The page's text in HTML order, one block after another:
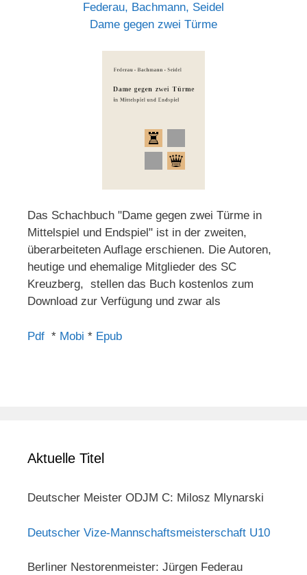
Federau, Bachmann, Seidel
Dame gegen zwei Türme
Das Schachbuch "Dame gegen zwei Türme in
Mittelspiel und Endspiel" ist in der zweiten,
überarbeiteten Auflage erschienen. Die Autoren,
heutige und ehemalige Mitglieder des SC
Kreuzberg, stellen das Buch kostenlos zum
Download zur Verfügung und zwar als
Pdf * Mobi * Epub
Aktuelle Titel
Deutscher Meister ODJM C: Milosz Mlynarski
Deutscher Vize-Mannschaftsmeisterschaft U10
Berliner Nestorenmeister: Jürgen Federau